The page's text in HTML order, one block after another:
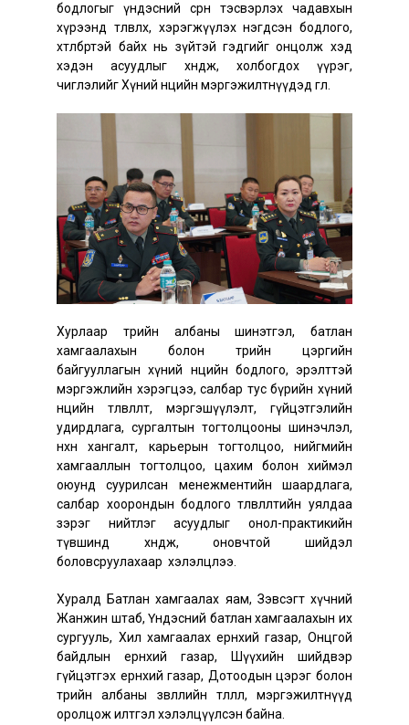
бодлогыг үндэсний сөрөн тэсвэрлэх чадавхын
хүрээнд төлөвлөх, хэрэгжүүлэх нэгдсэн бодлого,
хөтөлбөртэй байх нь зүйтэй гэдгийг онцолж хэд
хэдэн асуудлыг хөндөж, холбогдох үүрэг,
чиглэлийг Хүний нөөцийн мэргэжилтнүүдэд өглөө.
Хурлаар төрийн албаны шинэтгэл, батлан
хамгаалахын болон төрийн цэргийн
байгууллагын хүний нөөцийн бодлого, эрэлттэй
мэргэжлийн хэрэгцээ, салбар тус бүрийн хүний
нөөцийн төлөвлөлт, мэргэшүүлэлт, гүйцэтгэлийн
удирдлага, сургалтын тогтолцооны шинэчлэл,
нөхөн хангалт, карьерын тогтолцоо, нийгмийн
хамгааллын тогтолцоо, цахим болон хиймэл
оюунд суурилсан менежментийн шаардлага,
салбар хоорондын бодлого төлөвлөлтийн уялдаа
зэрэг нийтлэг асуудлыг онол-практикийн
түвшинд хөндөж, оновчтой шийдэл
боловсруулахаар хэлэлцлээ.
Хуралд Батлан хамгаалах яам, Зэвсэгт хүчний
Жанжин штаб, Үндэсний батлан хамгаалахын их
сургууль, Хил хамгаалах ерөнхий газар, Онцгой
байдлын ерөнхий газар, Шүүхийн шийдвэр
гүйцэтгэх ерөнхий газар, Дотоодын цэрэг болон
төрийн албаны зөвлөлийн төлөөлөл, мэргэжилтнүүд
оролцож илтгэл хэлэлцүүлсэн байна.